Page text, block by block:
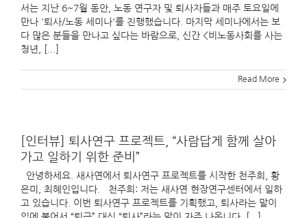
서는 지난 6~7월 동안, 노동 연구자 및 퇴사자들과 매주 토요일에
만나 '퇴사/노동 세미나'를 진행했습니다. 마지막 세미나에서는 보
다 많은 분들을 만나고 싶다는 바람으로, 신간 <비노동사회를 사는
청년, [...]
Read More
[인터뷰] 퇴사연구 프로젝트, “사람답게 함께 살아
가고 일하기 위한 준비”
안녕하세요. 새사연에서 퇴사연구 프로젝트를 시작한 천주희, 황
은미, 최혜인입니다. 천주희: 저는 새사연 현장연구센터에서 일하
고 있습니다. 이번 퇴사연구 프로젝트를 기획했고, 퇴사라는 말이